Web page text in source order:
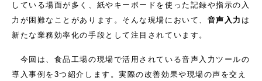
している場面が多く、紙やキーボードを使った記録や指示の入
力が困難なことがあります。そんな現場において、 音声入力 は
新たな業務効率化の手段として注目されています。
今回は、食品工場の現場で活用されている音声入力ツールの
導入事例を3つ紹介します。実際の改善効果や現場の声を交え